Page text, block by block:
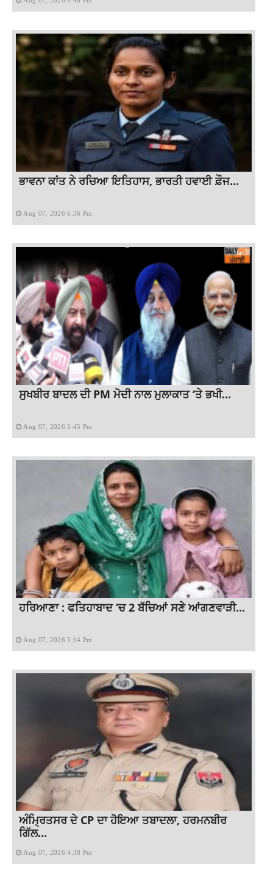
ਭਾਵਨਾ ਕਾਂਤ ਨੇ ਰਚਿਆ ਇਤਿਹਾਸ, ਭਾਰਤੀ ਹਵਾਈ ਫ਼ੌਜ...
Aug 07, 2026 6:36 Pm
ਸੁਖਬੀਰ ਬਾਦਲ ਦੀ PM ਮੋਦੀ ਨਾਲ ਮੁਲਾਕਾਤ ‘ਤੇ ਭਖੀ...
Aug 07, 2026 5:45 Pm
ਹਰਿਆਣਾ : ਫਤਿਹਾਬਾਦ ‘ਚ 2 ਬੱਚਿਆਂ ਸਣੇ ਆਂਗਣਵਾੜੀ...
Aug 07, 2026 5:14 Pm
ਅੰਮ੍ਰਿਤਸਰ ਦੇ CP ਦਾ ਹੋਇਆ ਤਬਾਦਲਾ, ਹਰਮਨਬੀਰ
ਗਿੱਲ...
Aug 07, 2026 4:38 Pm